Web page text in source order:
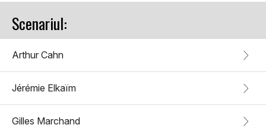
Scenariul:
Arthur Cahn
Jérémie Elkaïm
Gilles Marchand